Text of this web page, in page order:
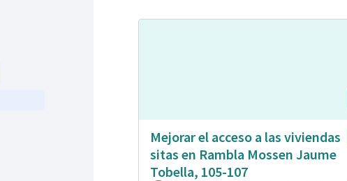
Mejorar el acceso a las viviendas
sitas en Rambla Mossen Jaume
Tobella, 105-107